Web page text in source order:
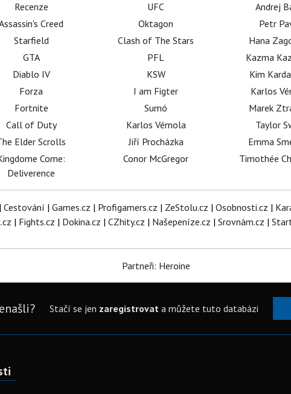
Recenze
Creed
Starfield
GTA
Diablo IV
Forza
Fortnite
Call of Duty
Elder Scrolls
Come:
Deliverence
UFC
Oktagon
Clash of The Stars
PFL
KSW
I am Figter
Sumó
Karlos Vémola
Jiří Procházka
Conor McGregor
Andrej
Petr
Hana
Kazma
Kim
Karlos
Marek
Taylor
Emma
Timothée
Cestování | Games.cz | Profigamers.cz | ZeStolu.cz | Osobnosti.cz |
| Fights.cz | Dokina.cz | CZhity.cz | Našepeníze.cz | Srovnám.cz |
Partneři: Heroine
Stačí se jen zaregistrovata můžete tuto databázi